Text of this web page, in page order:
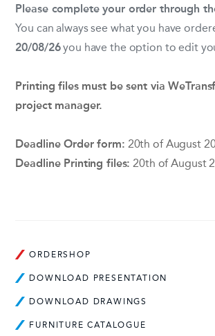
Please complete your order through
You can always see what you have
20/08/26you have the option to edit
Printing files must be sent via
project manager.
Deadline Order form: 20th of August
Deadline Printing files: 20th of August
ORDERSHOP
DOWNLOAD PRESENTATION
DOWNLOAD DRAWINGS
FURNITURE CATALOGUE